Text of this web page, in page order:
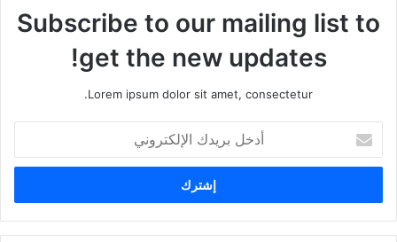
Subscribe to our mailing list to
get the new updates!
Lorem ipsum dolor sit amet, consectetur.
خ
ب
ر